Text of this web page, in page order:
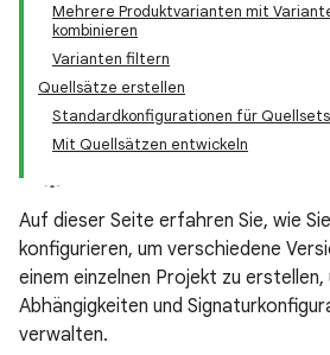
Mehrere Produktvarianten mit
kombinieren
Varianten filtern
Quellsätze erstellen
Standardkonfigurationen für
Mit Quellsätzen entwickeln
Auf dieser Seite erfahren Sie, wie
konfigurieren, um verschiedene
einem einzelnen Projekt zu erstellen,
Abhängigkeiten und
verwalten.